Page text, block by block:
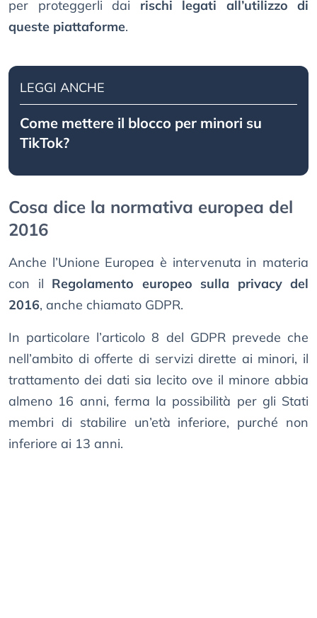
per proteggerli dai rischi legati all’utilizzo di
queste piattaforme.
LEGGI ANCHE
Come mettere il blocco per minori su
TikTok?
Cosa dice la normativa europea del
2016
Anche l’Unione Europea è intervenuta in materia
con il Regolamento europeo sulla privacy del
2016, anche chiamato GDPR.
In particolare l’articolo 8 del GDPR prevede che
nell’ambito di offerte di servizi dirette ai minori, il
trattamento dei dati sia lecito ove il minore abbia
almeno 16 anni, ferma la possibilità per gli Stati
membri di stabilire un’età inferiore, purché non
inferiore ai 13 anni.